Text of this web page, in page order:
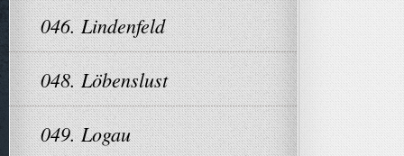
046. Lindenfeld
048. Löbenslust
049. Logau